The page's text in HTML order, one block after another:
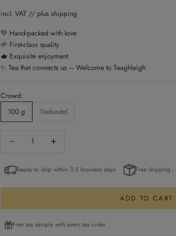
incl. VAT // plus shipping
💚 Hand-packed with love
🌱 First-class quality
🫖 Exquisite enjoyment
✨ Tea that connects us – Welcome to Teaghlaigh
Crowd:
100 g
Teebeutel
Ready to ship within 3-5 business days Free shipping
ADD TO CART
Free tea sample with every tea order